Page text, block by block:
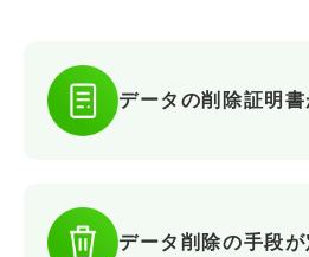
データの削除証明
データ削除の手段